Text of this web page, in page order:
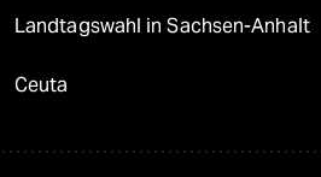
Landtagswahl in Sachsen-Anhalt
Ceuta